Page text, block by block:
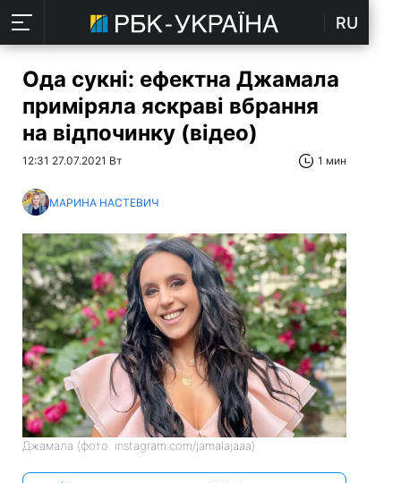
RU
Ода сукні: ефектна Джамала
приміряла яскраві вбрання
на відпочинку (відео)
12:31 27.07.2021 Вт 1 мин
МАРИНА НАСТЕВИЧ
Джамала (фото: instagram.com/jamalajaaa)